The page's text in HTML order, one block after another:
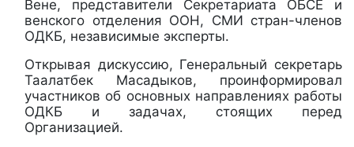
Вене, представители Секретариата ОБСЕ и
венского отделения ООН, СМИ стран-членов
ОДКБ, независимые эксперты.
Открывая дискуссию, Генеральный секретарь
Таалатбек Масадыков, проинформировал
участников об основных направлениях работы
ОДКБ и задачах, стоящих перед
Организацией.